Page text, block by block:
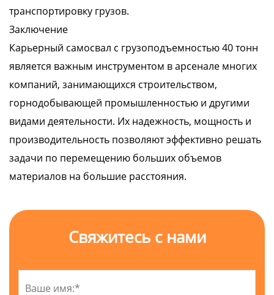
транспортировку грузов.
Заключение
Карьерный самосвал с грузоподъемностью 40 тонн
является важным инструментом в арсенале многих
компаний, занимающихся строительством,
горнодобывающей промышленностью и другими
видами деятельности. Их надежность, мощность и
производительность позволяют эффективно решать
задачи по перемещению больших объемов
материалов на большие расстояния.
Свяжитесь с нами